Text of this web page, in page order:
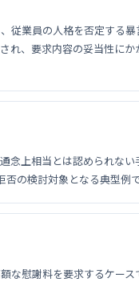
従業員の人格を否定する
れ、要求内容の妥当性に
念上相当とは認められな
の検討対象となる典型例で
な慰謝料を要求するケー